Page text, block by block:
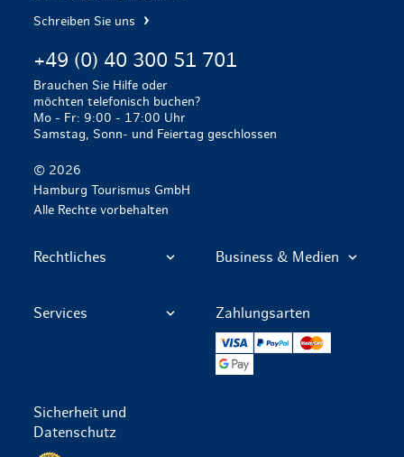
Schreiben Sie uns
+49 (0) 40 300 51 701
Brauchen Sie Hilfe oder
möchten telefonisch buchen?
Mo - Fr: 9:00 - 17:00 Uhr
Samstag, Sonn- und Feiertag geschlossen
© 2026
Hamburg Tourismus GmbH
Alle Rechte vorbehalten
Rechtliches Business & Medien
Services Zahlungsarten
VISA PayPal
Sicherheit und
Datenschutz